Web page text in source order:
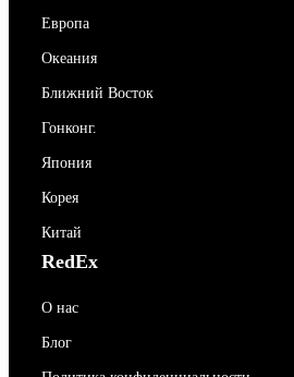
Европа
Океания
Ближний Восток
Гонконг.
Япония
Корея
Китай
RedEx
О нас
Блог